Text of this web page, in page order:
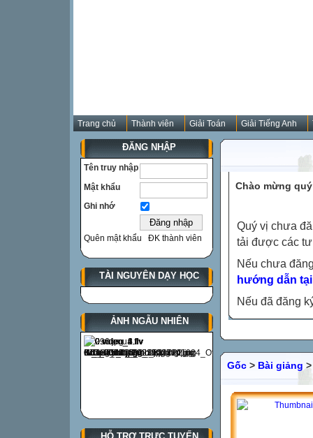
Trang chủ Thành viên Giải Toán Giải Tiếng Anh
ĐĂNG NHẬP
Tên truy nhập
Mật khẩu
Ghi nhớ
Quên mật khẩu ĐK thành viên
TÀI NGUYÊN DẠY HỌC
ẢNH NGẪU NHIÊN
Chào mừng
Quý vị chưa
tải được các
Nếu chưa
hướng dẫn
Nếu đã đăng
Gốc > Bài giảng